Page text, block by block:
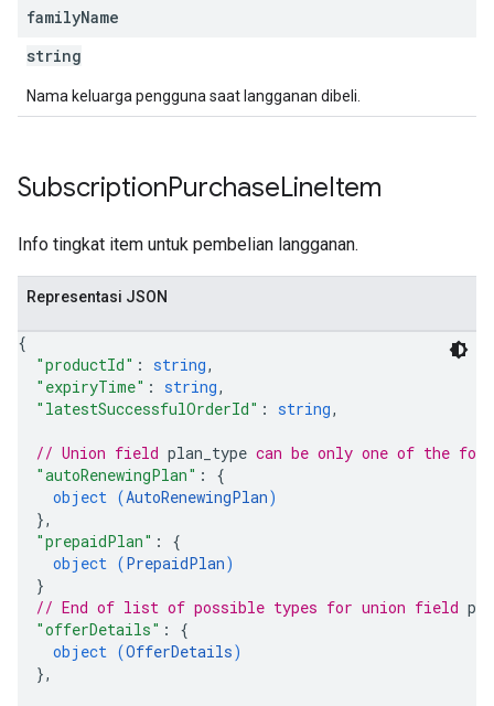
familyName
string
Nama keluarga pengguna saat langganan dibeli.
SubscriptionPurchaseLineItem
Info tingkat item untuk pembelian langganan.
Representasi JSON
{
"productId" : string,
"expiryTime" : string,
"latestSuccessfulOrderId" : string,
// Union field plan_type can be only one of the
"autoRenewingPlan" : {
object (AutoRenewingPlan)
},
"prepaidPlan" : {
object (PrepaidPlan)
}
// End of list of possible types for union field
"offerDetails" : {
object (OfferDetails)
},